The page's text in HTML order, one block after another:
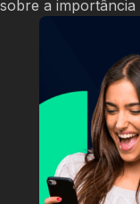
sobre a importância